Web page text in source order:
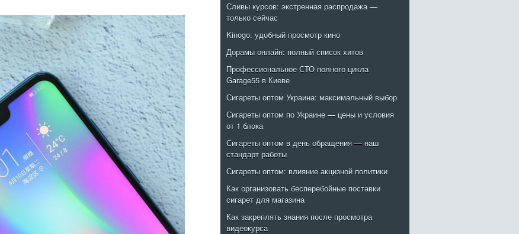
Сливы курсов: экстренная распродажа —
только сейчас
Kinogo: удобный просмотр кино
Дорамы онлайн: полный список хитов
Профессиональное СТО полного цикла
Garage55 в Киеве
Сигареты оптом Украина: максимальный выбор
Сигареты оптом по Украине — цены и условия
от 1 блока
Сигареты оптом в день обращения — наш
стандарт работы
Сигареты оптом: влияние акцизной политики
Как организовать бесперебойные поставки
сигарет для магазина
Как закреплять знания после просмотра
видеокурса